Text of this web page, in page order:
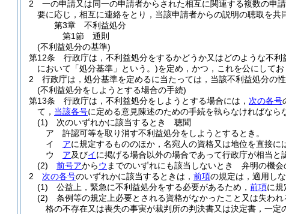
2
一の申請又は同一の申請者からされた相互に関連する複数の申
要に応じ，相互に連絡をとり，当該申請者からの説明の聴取を共
第3章
不利益処分
第1節
通則
(不利益処分の基準)
第12条
行政庁は，不利益処分をするかどうか又はどのような不
において「処分基準」という。)を定め，かつ，これを公にして
2
行政庁は，処分基準を定めるに当たっては，当該不利益処分の
(不利益処分をしようとする場合の手続)
第13条
行政庁は，不利益処分をしようとする場合には， 次の各号
て， 当該各号に定める意見陳述のための手続を執らなければなら
(1)
次のいずれかに該当するとき 聴聞
ア
許認可等を取り消す不利益処分をしようとするとき。
イ
アに規定するもののほか，名宛人の資格又は地位を直接に
ウ
ア及びイに掲げる場合以外の場合であって行政庁が相当と
(2)
前号アからウ までのいずれにも該当しないとき 弁明の機会
2
次の各号のいずれかに該当するときは， 前項の規定は，適用しな
(1)
公益上，緊急に不利益処分をする必要があるため， 前項に規
(2)
条例等の規定上必要とされる資格がなかったこと又は失わ
格の不存在又は喪失の事実が裁判所の判決書又は決定書，一